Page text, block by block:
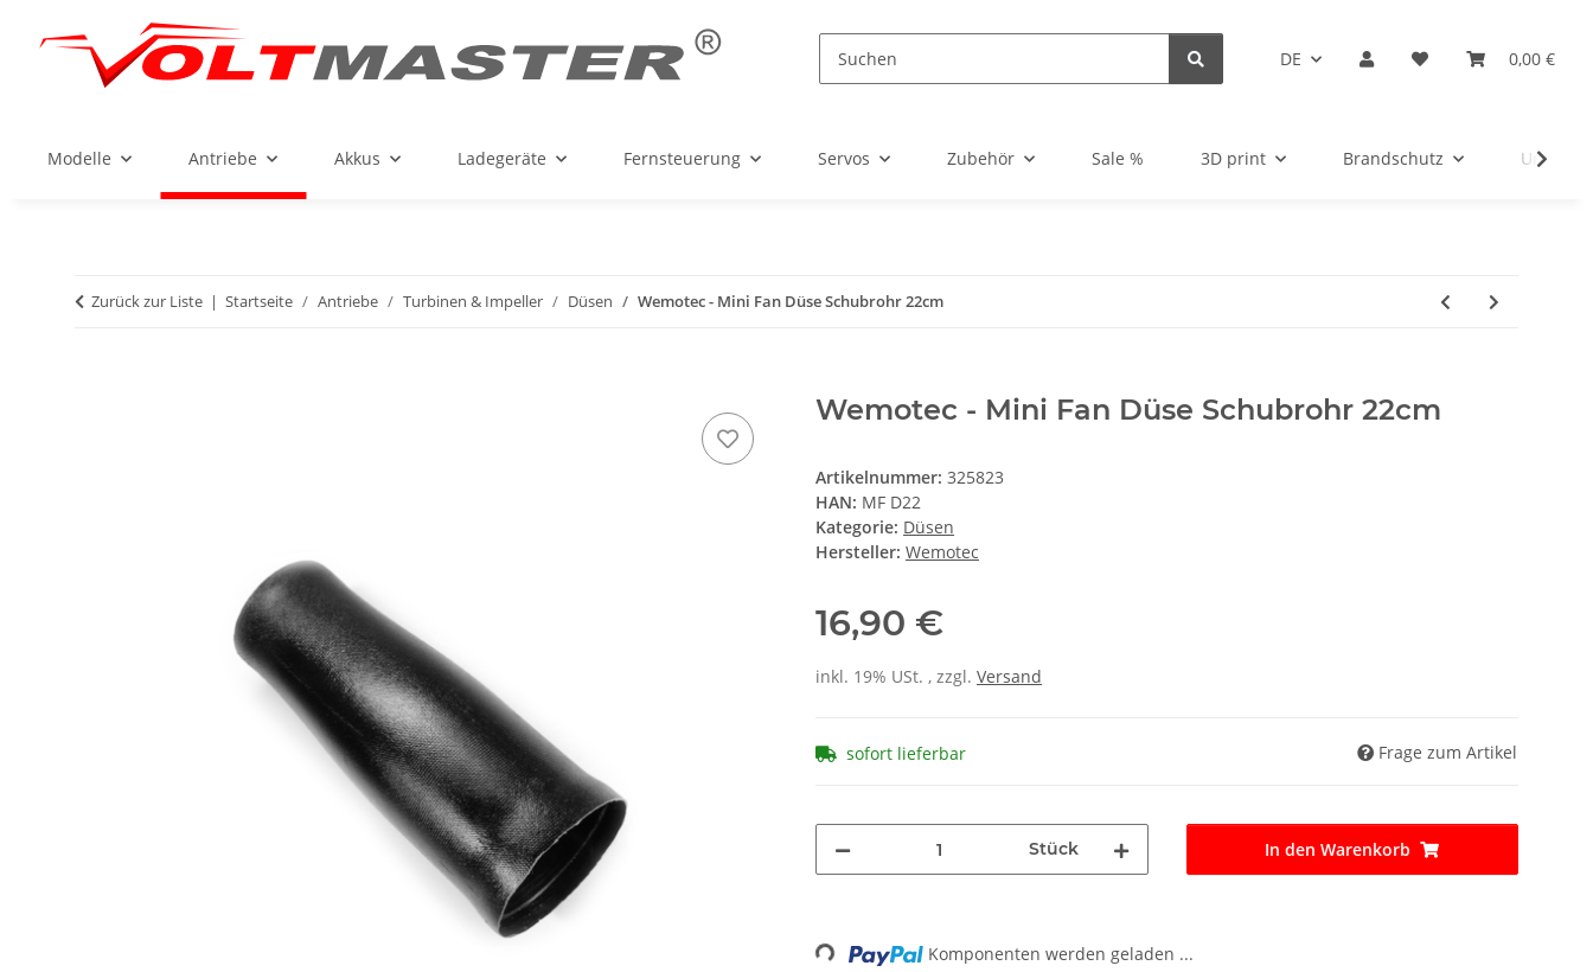
DE 0,00 €
Modelle Antriebe Akkus Ladegeräte Fernsteuerung Servos Zubehör Sale % 3D print Brandschutz
Zurück zur Liste Startseite Antriebe Turbinen & Impeller Düsen Wemotec - Mini Fan Düse Schubrohr 22cm
Wemotec - Mini Fan Düse Schubrohr 22cm
Artikelnummer: 325823
HAN: MF D22
Kategorie: Düsen
Hersteller: Wemotec
16,90 €
inkl. 19% USt. , zzgl. Versand
sofort lieferbar Frage zum Artikel
Stück In den Warenkorb
Loading... Komponenten werden geladen ...